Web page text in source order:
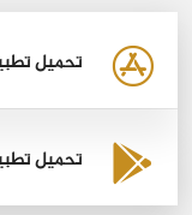
تحميل
تحميل